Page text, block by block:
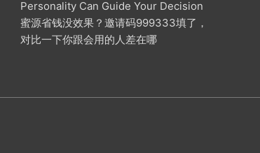
Personality Can Guide Your Decision
蜜源省钱没效果？邀请码999333填了，
对比一下你跟会用的人差在哪